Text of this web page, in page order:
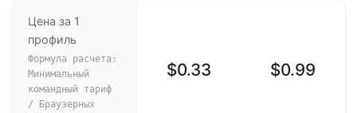
Цена за 1
профиль
Формула расчета:
Минимальный
командный тариф
/ Браузерных
$0.33 $0.99